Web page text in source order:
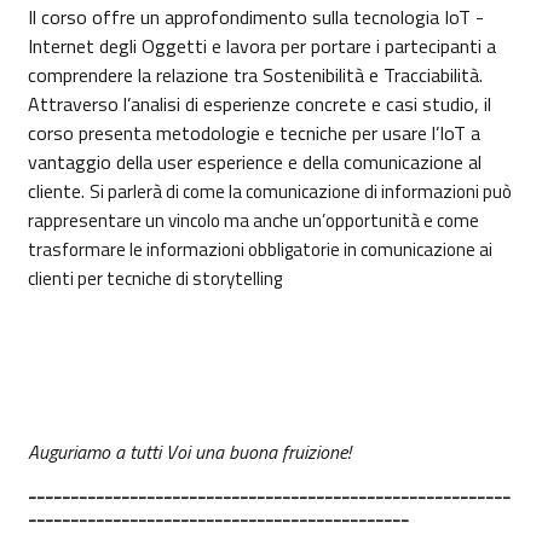
Il corso offre un approfondimento sulla tecnologia IoT -
Internet degli Oggetti e lavora per portare i partecipanti a
comprendere la relazione tra Sostenibilità e Tracciabilità.
Attraverso l’analisi di esperienze concrete e casi studio, il
corso presenta metodologie e tecniche per usare l’IoT a
vantaggio della user esperience e della comunicazione al
cliente. Si parlerà di come la comunicazione di informazioni può
rappresentare un vincolo ma anche un’opportunità e come
trasformare le informazioni obbligatorie in comunicazione ai
clienti per tecniche di storytelling
Auguriamo a tutti Voi una buona fruizione!
---------------------------------------------------------
---------------------------------------------